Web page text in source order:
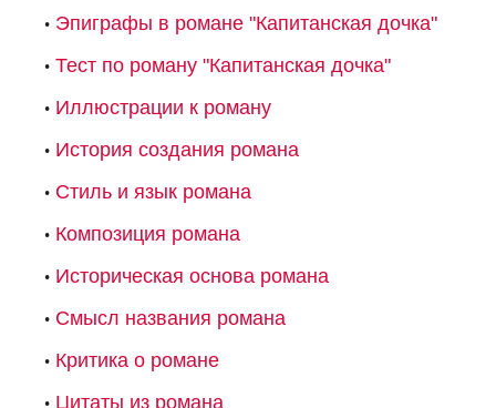
Эпиграфы в романе "Капитанская дочка"
Тест по роману "Капитанская дочка"
Иллюстрации к роману
История создания романа
Стиль и язык романа
Композиция романа
Историческая основа романа
Смысл названия романа
Критика о романе
Цитаты из романа